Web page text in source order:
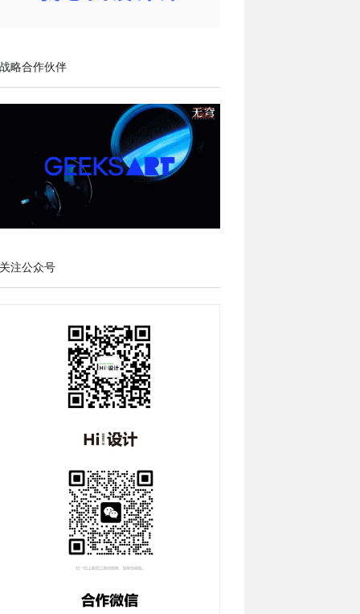
略合作伙伴
注公众号